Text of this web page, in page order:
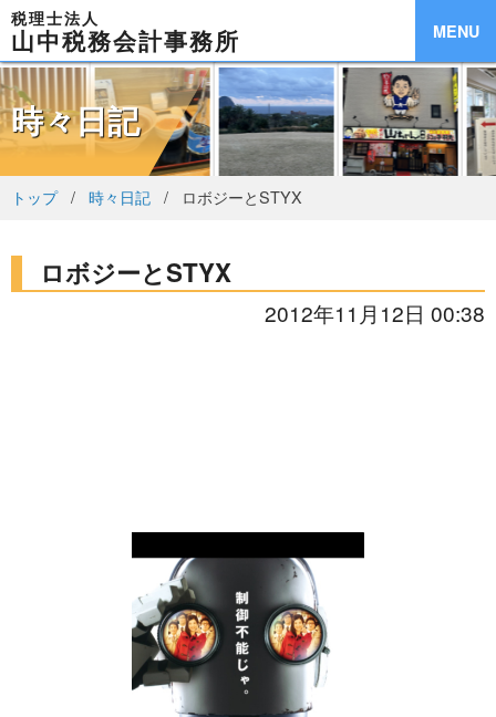
MENU
税理士法人
山中税務会計事務所
時々日記
トップ 時々日記 ロボジーとSTYX
ロボジーとSTYX
2012年11月12日 00:38